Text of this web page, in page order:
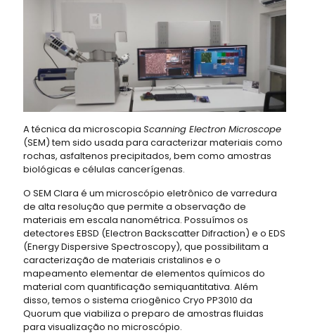
A técnica da microscopia Scanning Electron Microscope
(SEM) tem sido usada para caracterizar materiais como
rochas, asfaltenos precipitados, bem como amostras
biológicas e células cancerígenas.
O SEM Clara é um microscópio eletrônico de varredura
de alta resolução que permite a observação de
materiais em escala nanométrica. Possuímos os
detectores EBSD (Electron Backscatter Difraction) e o EDS
(Energy Dispersive Spectroscopy), que possibilitam a
caracterização de materiais cristalinos e o
mapeamento elementar de elementos químicos do
material com quantificação semiquantitativa. Além
disso, temos o sistema criogênico Cryo PP3010 da
Quorum que viabiliza o preparo de amostras fluidas
para visualização no microscópio.